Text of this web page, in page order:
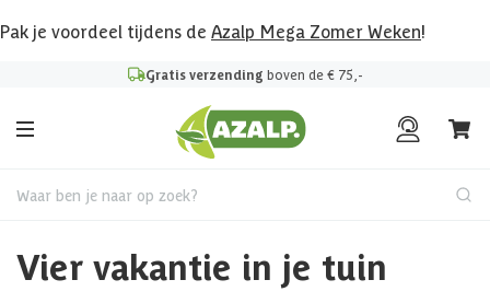
Pak je voordeel tijdens de Azalp Mega Zomer Weken!
Gratis verzending boven de € 75,-
Waar ben je naar op zoek?
Vier vakantie in je tuin